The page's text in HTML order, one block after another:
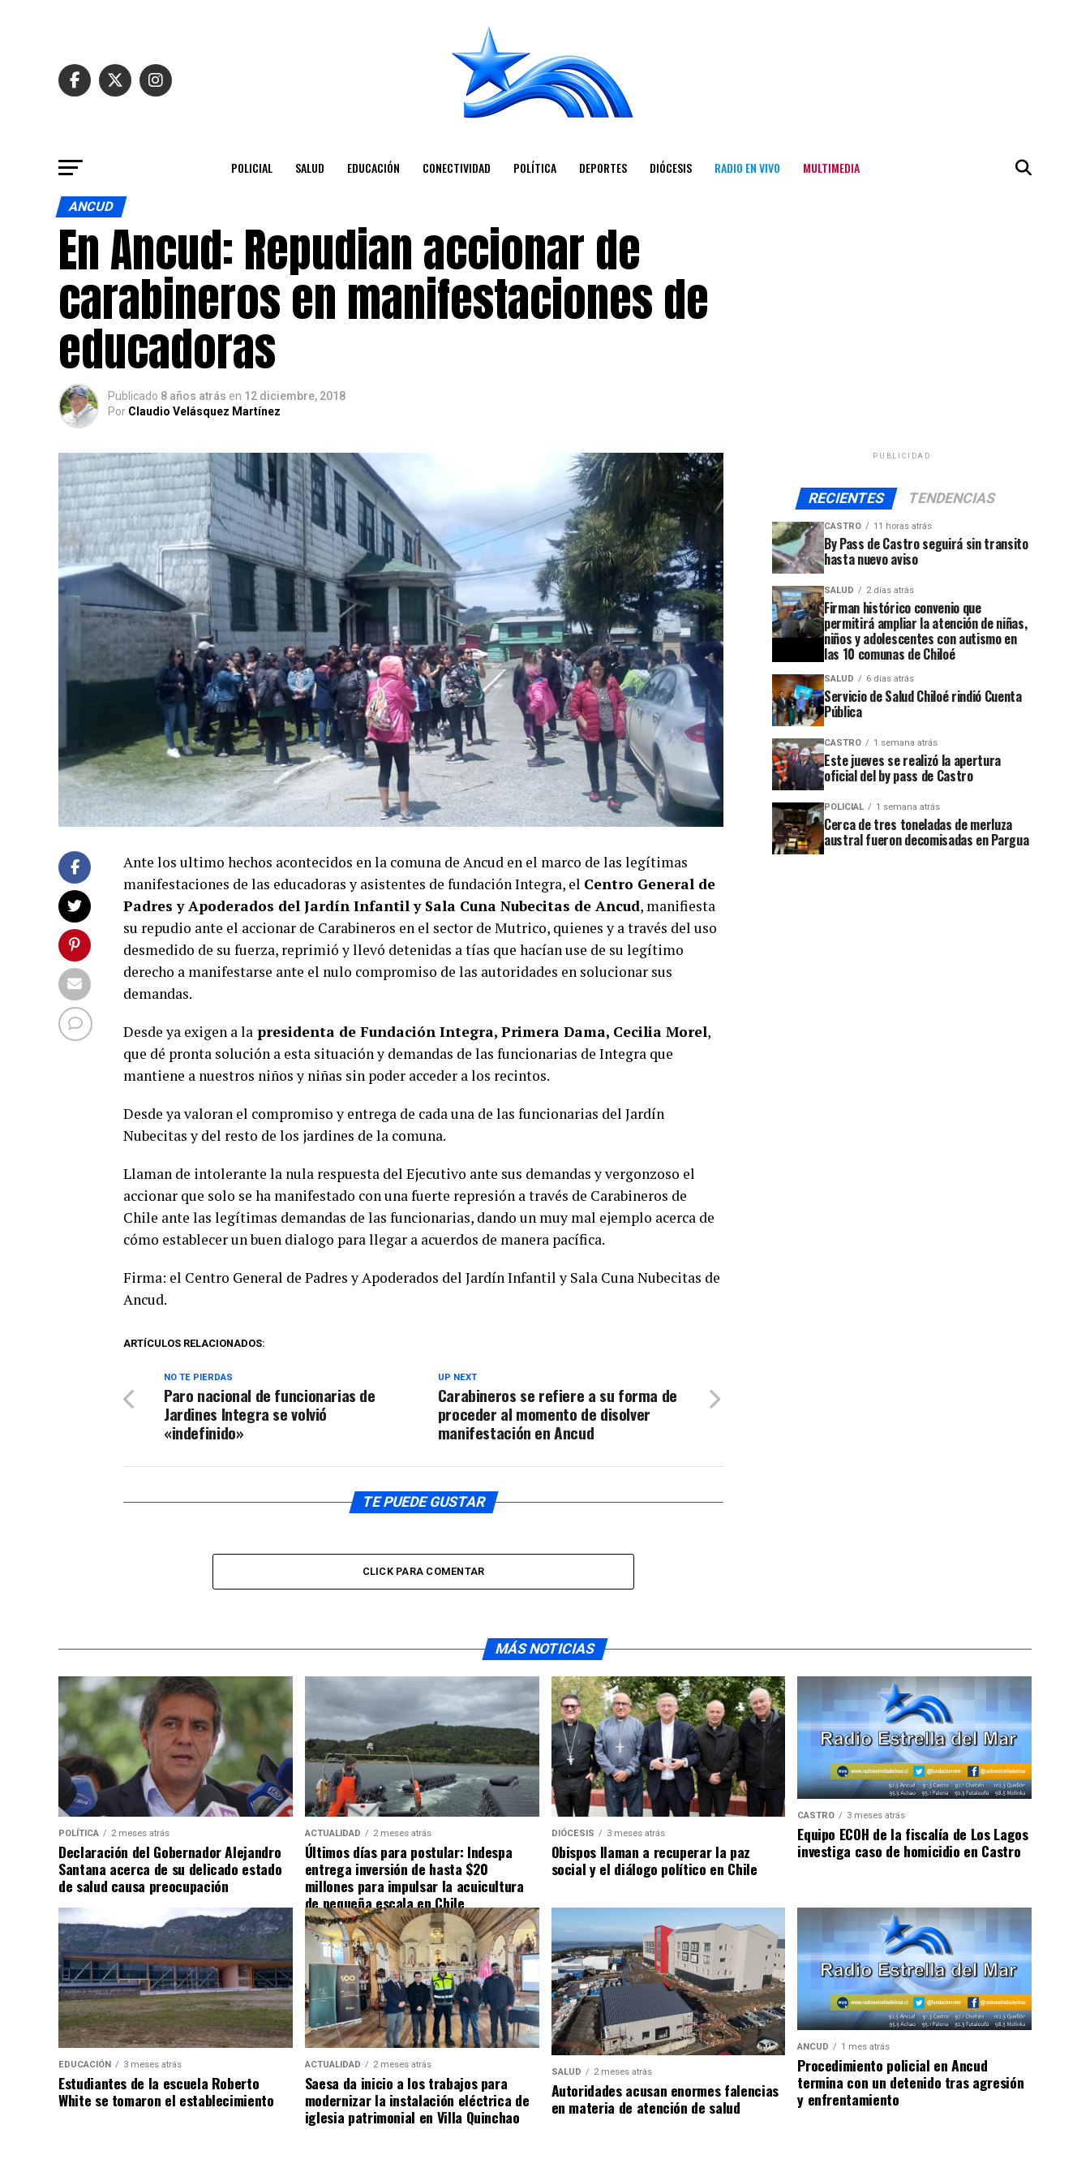
POLICIAL SALUD EDUCACIÓN CONECTIVIDAD POLÍTICA DEPORTES DIÓCESIS RADIO EN VIVO MULTIMEDIA
ANCUD
En Ancud: Repudian accionar de
carabineros en manifestaciones de
educadoras
Publicado 8 años atrás en 12 diciembre, 2018
Por Claudio Velásquez Martínez
Ante los ultimo hechos acontecidos en la comuna de Ancud en el marco de las legítimas
manifestaciones de las educadoras y asistentes de fundación Integra, el Centro General de
Padres y Apoderados del Jardín Infantil y Sala Cuna Nubecitas de Ancud, manifiesta
su repudio ante el accionar de Carabineros en el sector de Mutrico, quienes y a través del uso
desmedido de su fuerza, reprimió y llevó detenidas a tías que hacían use de su legítimo
derecho a manifestarse ante el nulo compromiso de las autoridades en solucionar sus
demandas.
Desde ya exigen a la presidenta de Fundación Integra, Primera Dama, Cecilia Morel,
que dé pronta solución a esta situación y demandas de las funcionarias de Integra que
mantiene a nuestros niños y niñas sin poder acceder a los recintos.
Desde ya valoran el compromiso y entrega de cada una de las funcionarias del Jardín
Nubecitas y del resto de los jardines de la comuna.
Llaman de intolerante la nula respuesta del Ejecutivo ante sus demandas y vergonzoso el
accionar que solo se ha manifestado con una fuerte represión a través de Carabineros de
Chile ante las legítimas demandas de las funcionarias, dando un muy mal ejemplo acerca de
cómo establecer un buen dialogo para llegar a acuerdos de manera pacífica.
Firma: el Centro General de Padres y Apoderados del Jardín Infantil y Sala Cuna Nubecitas de
Ancud.
ARTÍCULOS RELACIONADOS:
UP NEXT
Carabineros se refiere a su forma de
proceder al momento de disolver
manifestación en Ancud
NO TE PIERDAS
Paro nacional de funcionarias de
Jardines Integra se volvió
«indefinido»
TE PUEDE GUSTAR
CLICK PARA COMENTAR
PUBLICIDAD
RECIENTES TENDENCIAS
CASTRO 11 horas atrás
By Pass de Castro seguirá sin transito
hasta nuevo aviso
SALUD 2 días atrás
Firman histórico convenio que
permitirá ampliar la atención de niñas,
niños y adolescentes con autismo en
las 10 comunas de Chiloé
SALUD 6 días atrás
Servicio de Salud Chiloé rindió Cuenta
Pública
CASTRO 1 semana atrás
Este jueves se realizó la apertura
oficial del by pass de Castro
POLICIAL 1 semana atrás
Cerca de tres toneladas de merluza
austral fueron decomisadas en Pargua
MÁS NOTICIAS
POLÍTICA 2 meses atrás
Declaración del Gobernador Alejandro
Santana acerca de su delicado estado
de salud causa preocupación
ACTUALIDAD 2 meses atrás
Últimos días para postular: Indespa
entrega inversión de hasta $20
millones para impulsar la acuicultura
de pequeña escala en Chile
DIÓCESIS 3 meses atrás
Obispos llaman a recuperar la paz
social y el diálogo político en Chile
CASTRO 3 meses atrás
Equipo ECOH de la fiscalía de Los Lagos
investiga caso de homicidio en Castro
EDUCACIÓN 3 meses atrás
Estudiantes de la escuela Roberto
White se tomaron el establecimiento
ACTUALIDAD 2 meses atrás
Saesa da inicio a los trabajos para
modernizar la instalación eléctrica de
iglesia patrimonial en Villa Quinchao
SALUD 2 meses atrás
Autoridades acusan enormes falencias
en materia de atención de salud
ANCUD 1 mes atrás
Procedimiento policial en Ancud
termina con un detenido tras agresión
y enfrentamiento